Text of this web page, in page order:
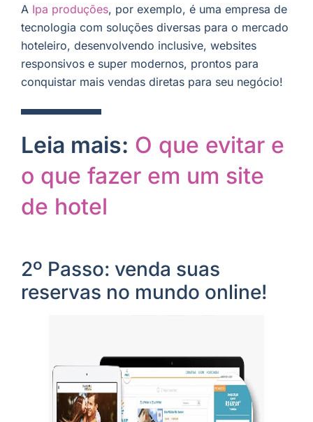
A Ipa produções, por exemplo, é uma empresa de
tecnologia com soluções diversas para o mercado
hoteleiro, desenvolvendo inclusive, websites
responsivos e super modernos, prontos para
conquistar mais vendas diretas para seu negócio!
Leia mais: O que evitar e
o que fazer em um site
de hotel
2º Passo: venda suas
reservas no mundo online!